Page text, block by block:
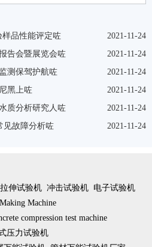
2021-11-24
品性能评定咗
2021-11-24
告会暨展览会咗
2021-11-24
测保驾护航咗
2021-11-24
黑上咗
2021-11-24
质分析研究人咗
2021-11-24
见故障分析咗
拉伸试验机 冲击试验机 电子试验机
Machine
compression test machine
压力试验机